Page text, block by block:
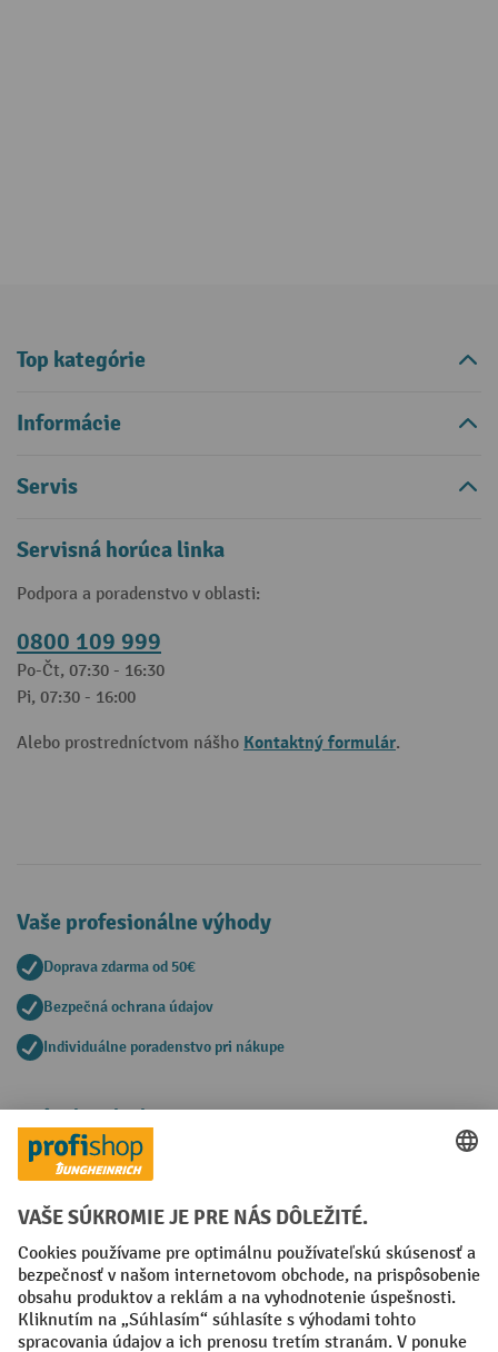
Top kategórie
Informácie
Servis
Servisná horúca linka
Podpora a poradenstvo v oblasti:
0800 109 999
Po-Čt, 07:30 - 16:30
Pi, 07:30 - 16:00
Alebo prostredníctvom nášho Kontaktný formulár.
Vaše profesionálne výhody
Doprava zdarma od 50€
Bezpečná ochrana údajov
Individuálne poradenstvo pri nákupe
Spôsoby platby
Creditcard (Master)Creditcard (Visa)
Faktúra Predplatba
Sociálne siete
Facebook
YouTube
LinkedIn